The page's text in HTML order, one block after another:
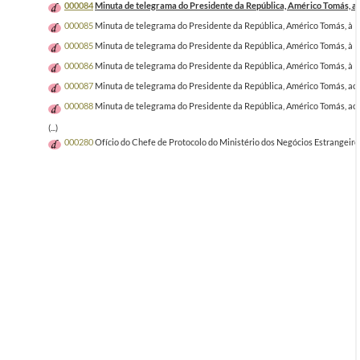
000084Minuta de telegrama do Presidente da República, Américo Tomás,
000085 Minuta de telegrama do Presidente da República, Américo Tomás, à
000085 Minuta de telegrama do Presidente da República, Américo Tomás, à
000086 Minuta de telegrama do Presidente da República, Américo Tomás, à
000087 Minuta de telegrama do Presidente da República, Américo Tomás,
000088 Minuta de telegrama do Presidente da República, Américo Tomás,
(...)
000280Ofício do Chefe de Protocolo do Ministério dos Negócios